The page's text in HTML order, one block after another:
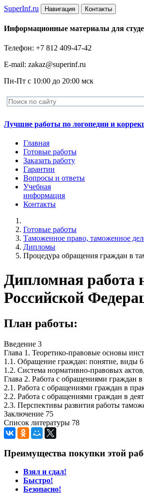
SuperInf.ru Навигация Контакты
Информационные материалы для
Телефон: +7 812 409-47-42
E-mail: zakaz@superinf.ru
Пн-Пт с 10:00 до 20:00 мск
Лучшие работы по логопедии и
Главная
Готовые работы
Заказать работу
Гарантии
Вопросы и ответы
Учебная
информация
Контакты
Готовые работы
Таможенное право, таможенное
Дипломы
Процедура обращения граждан в
Дипломная работа
Российской
План работы:
Введение 3
Глава 1. Теоретико-правовые основы
1.1. Обращение граждан: понятие, виды 6
1.2. Система нормативно-правовых
Глава 2. Работа с обращениями граждан
2.1. Работа с обращениями граждан в
2.2. Работа с обращениями граждан в
2.3. Перспективы развития работы
Заключение 75
Список литературы 78
Преимущества покупки этой
Взял и сдал!
Быстро!
Безопасно!